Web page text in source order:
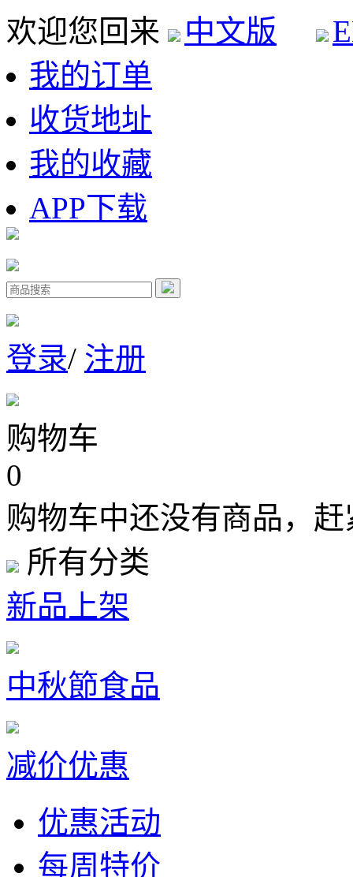
欢迎您回来 中文版
我的订单
收货地址
我的收藏
APP下载
登录/ 注册
购物车
0
购物车中还没有商品，
所有分类
新品上架
中秋節食品
减价优惠
优惠活动
每周特价